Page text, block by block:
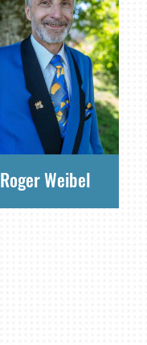
Roger Weibel